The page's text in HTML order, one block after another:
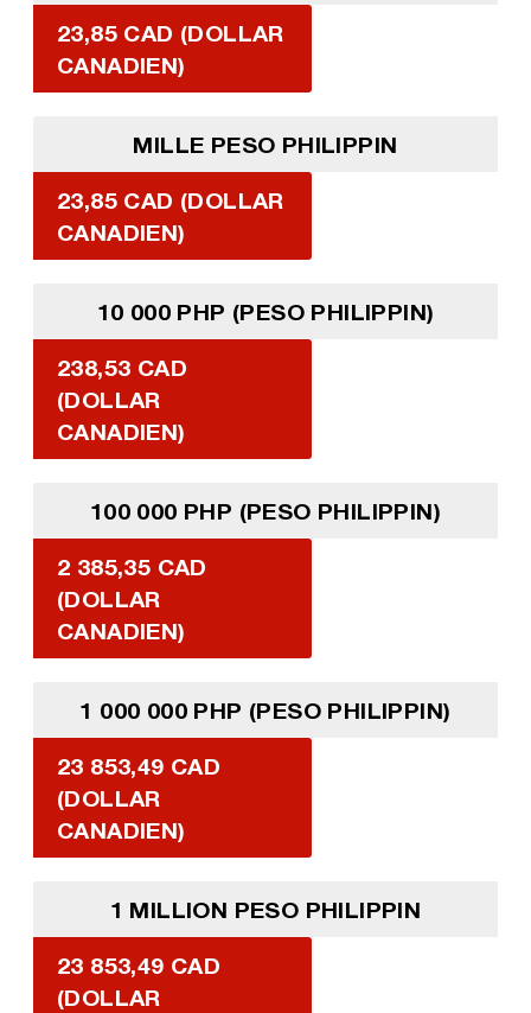
23,85 CAD (DOLLAR
CANADIEN)
MILLE PESO PHILIPPIN
23,85 CAD (DOLLAR
CANADIEN)
10 000 PHP (PESO PHILIPPIN)
238,53 CAD
(DOLLAR
CANADIEN)
100 000 PHP (PESO PHILIPPIN)
2 385,35 CAD
(DOLLAR
CANADIEN)
1 000 000 PHP (PESO PHILIPPIN)
23 853,49 CAD
(DOLLAR
CANADIEN)
1 MILLION PESO PHILIPPIN
23 853,49 CAD
(DOLLAR